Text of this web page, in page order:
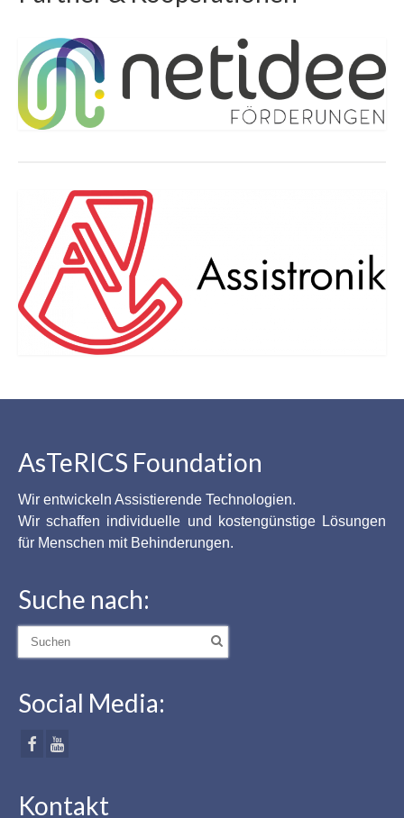
AsTeRICS Foundation
Wir entwickeln Assistierende Technologien.
Wir schaffen individuelle und kostengünstige Lösungen
für Menschen mit Behinderungen.
Suche nach:
Suche
Social Media:
Kontakt